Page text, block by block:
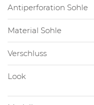
Antiperforation Sohle
Material Sohle
Verschluss
Look